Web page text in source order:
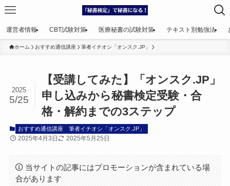
運営者情報 CBT試験対策 医療秘書の試験対策 テキスト別勉強法
ホーム おすすめ通信講座 筆者イチオシ「オンスク.JP」
【受講してみた】「オンスク.JP」
申し込みから秘書検定受験・合
格・解約までの3ステップ
2025
5/25
おすすめ通信講座 筆者イチオシ「オンスク.JP」
2025年4月3日 2025年5月25日
当サイトの記事にはプロモーションが含まれている場
合があります